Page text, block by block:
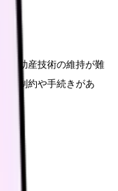
、助産技術の維持が難
の制約や手続きがあ